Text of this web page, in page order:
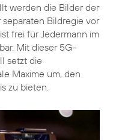
werden die Bilder der
Bildregie vor
ist frei für Jedermann im
Mit dieser 5G-
setzt die
Maxime um, den
zu bieten.